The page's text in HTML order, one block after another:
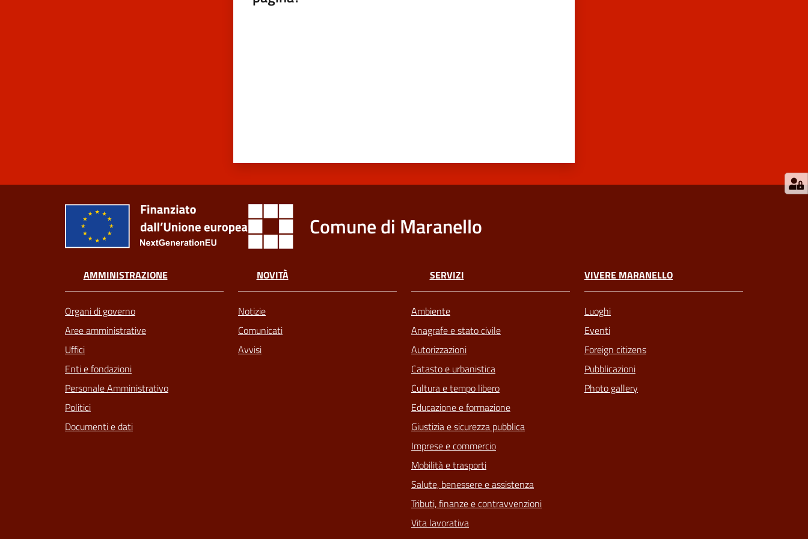
Comune di Maranello
AMMINISTRAZIONE
Organi di governo
Aree amministrative
Uffici
Enti e fondazioni
Personale Amministrativo
Politici
Documenti e dati
NOVITÀ
Notizie
Comunicati
Avvisi
SERVIZI
Ambiente
Anagrafe e stato civile
Autorizzazioni
Catasto e urbanistica
Cultura e tempo libero
Educazione e formazione
Giustizia e sicurezza pubblica
Imprese e commercio
Mobilità e trasporti
Salute, benessere e assistenza
Tributi, finanze e contravvenzioni
Vita lavorativa
VIVERE MARANELLO
Luoghi
Eventi
Foreign citizens
Pubblicazioni
Photo gallery